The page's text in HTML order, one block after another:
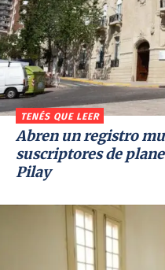
TENÉS QUE LEER
Abren un registro
suscriptores de
Pilay